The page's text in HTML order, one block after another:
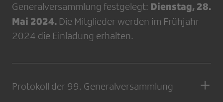
Generalversammlung festgelegt: Dienstag, 28.
Mai 2024. Die Mitglieder werden im Frühjahr
2024 die Einladung erhalten.
Protokoll der 99. Generalversammlung